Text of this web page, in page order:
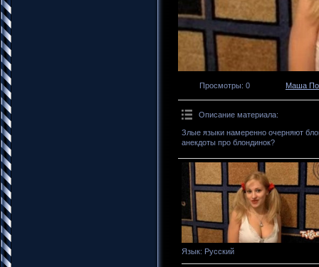
Просмотры: 0 Маша
Описание материала:
Злые языки намеренно очерняют
анекдоты про блондинок?
Язык: Русский